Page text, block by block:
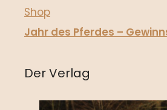
Shop
Jahr des Pferdes –
Der Verlag